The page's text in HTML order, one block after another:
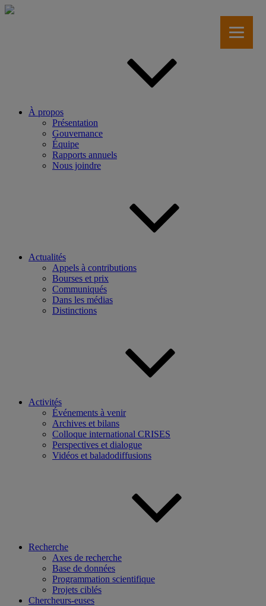
Aller
À propos
Présentation
Gouvernance
Équipe
Rapports annuels
Nous joindre
Actualités
Appels à contributions
Bourses et prix
Communiqués
Dans les médias
Distinctions
Activités
Événements à venir
Archives et bilans
Colloque international CRISES
Perspectives et dialogue
Vidéos et baladodiffusions
Recherche
Axes de recherche
Base de données
Programmation scientifique
Projets ciblés
Chercheurs-euses